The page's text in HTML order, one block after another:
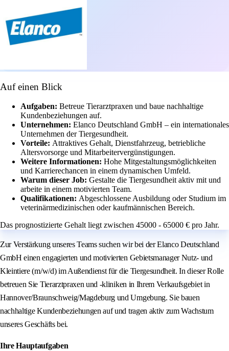
Auf einen Blick
Aufgaben: Betreue Tierarztpraxen und baue nachhaltige
Kundenbeziehungen auf.
Unternehmen: Elanco Deutschland GmbH – ein internationales
Unternehmen der Tiergesundheit.
Vorteile: Attraktives Gehalt, Dienstfahrzeug, betriebliche
Altersvorsorge und Mitarbeitervergünstigungen.
Weitere Informationen: Hohe Mitgestaltungsmöglichkeiten
und Karrierechancen in einem dynamischen Umfeld.
Warum dieser Job: Gestalte die Tiergesundheit aktiv mit und
arbeite in einem motivierten Team.
Qualifikationen: Abgeschlossene Ausbildung oder Studium im
veterinärmedizinischen oder kaufmännischen Bereich.
Das prognostizierte Gehalt liegt zwischen 45000 - 65000 € pro Jahr.
Zur Verstärkung unseres Teams suchen wir bei der Elanco Deutschland
GmbH einen engagierten und motivierten Gebietsmanager Nutz- und
Kleintiere (m/w/d) im Außendienst für die Tiergesundheit. In dieser Rolle
betreuen Sie Tierarztpraxen und -kliniken in Ihrem Verkaufsgebiet in
Hannover/Braunschweig/Magdeburg und Umgebung. Sie bauen
nachhaltige Kundenbeziehungen auf und tragen aktiv zum Wachstum
unseres Geschäfts bei.
Ihre Hauptaufgaben